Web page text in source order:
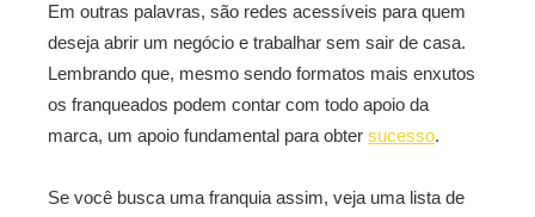
Em outras palavras, são redes acessíveis para quem
deseja abrir um negócio e trabalhar sem sair de casa.
Lembrando que, mesmo sendo formatos mais enxutos
os franqueados podem contar com todo apoio da
marca, um apoio fundamental para obter sucesso.
Se você busca uma franquia assim, veja uma lista de